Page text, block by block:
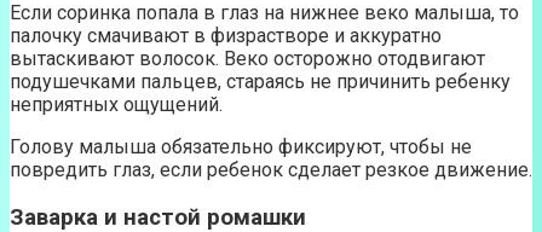
Если соринка попала в глаз на нижнее веко малыша, то
палочку смачивают в физрастворе и аккуратно
вытаскивают волосок. Веко осторожно отодвигают
подушечками пальцев, стараясь не причинить ребенку
неприятных ощущений.
Голову малыша обязательно фиксируют, чтобы не
повредить глаз, если ребенок сделает резкое движение.
Заварка и настой ромашки